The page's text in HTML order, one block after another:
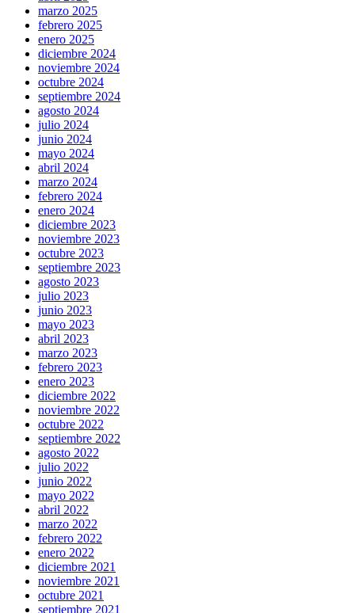
marzo 2025
febrero 2025
enero 2025
diciembre 2024
noviembre 2024
octubre 2024
septiembre 2024
agosto 2024
julio 2024
junio 2024
mayo 2024
abril 2024
marzo 2024
febrero 2024
enero 2024
diciembre 2023
noviembre 2023
octubre 2023
septiembre 2023
agosto 2023
julio 2023
junio 2023
mayo 2023
abril 2023
marzo 2023
febrero 2023
enero 2023
diciembre 2022
noviembre 2022
octubre 2022
septiembre 2022
agosto 2022
julio 2022
junio 2022
mayo 2022
abril 2022
marzo 2022
febrero 2022
enero 2022
diciembre 2021
noviembre 2021
octubre 2021
septiembre 2021